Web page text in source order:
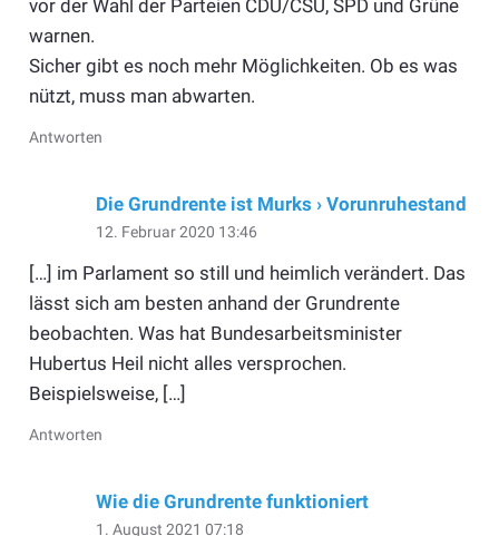
vor der Wahl der Parteien CDU/CSU, SPD und Grüne
warnen.
Sicher gibt es noch mehr Möglichkeiten. Ob es was
nützt, muss man abwarten.
Antworten
Die Grundrente ist Murks › Vorunruhestand
12. Februar 2020 13:46
[…] im Parlament so still und heimlich verändert. Das
lässt sich am besten anhand der Grundrente
beobachten. Was hat Bundesarbeitsminister
Hubertus Heil nicht alles versprochen.
Beispielsweise, […]
Antworten
Wie die Grundrente funktioniert
1. August 2021 07:18